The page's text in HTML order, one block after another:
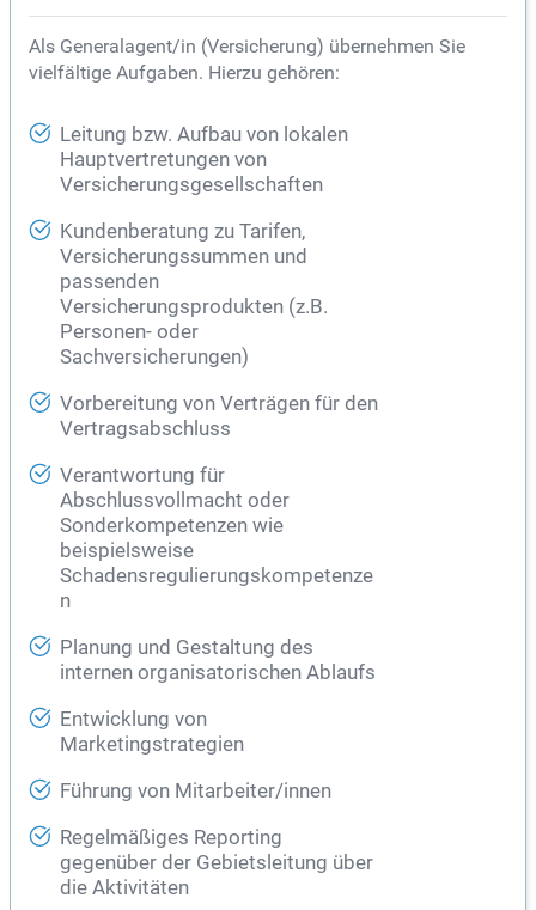
Als Generalagent/in (Versicherung) übernehmen Sie
vielfältige Aufgaben. Hierzu gehören:
Leitung bzw. Aufbau von lokalen
Hauptvertretungen von
Versicherungsgesellschaften
Kundenberatung zu Tarifen,
Versicherungssummen und
passenden
Versicherungsprodukten (z.B.
Personen- oder
Sachversicherungen)
Vorbereitung von Verträgen für den
Vertragsabschluss
Verantwortung für
Abschlussvollmacht oder
Sonderkompetenzen wie
beispielsweise
Schadensregulierungskompetenze
n
Planung und Gestaltung des
internen organisatorischen Ablaufs
Entwicklung von
Marketingstrategien
Führung von Mitarbeiter/innen
Regelmäßiges Reporting
gegenüber der Gebietsleitung über
die Aktivitäten